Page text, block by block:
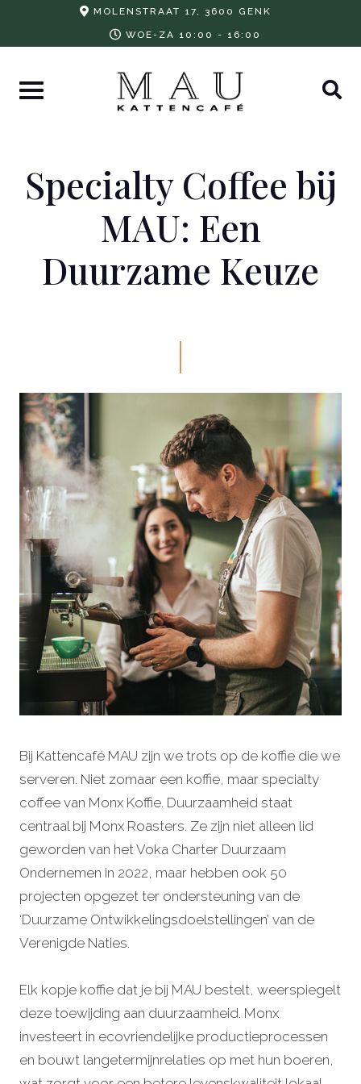
MOLENSTRAAT 17, 3600 GENK
WOE-ZA 10:00 - 16:00
Specialty Coffee bij
MAU: Een
Duurzame Keuze
Bij Kattencafé MAU zijn we trots op de koffie die we
serveren. Niet zomaar een koffie, maar specialty
coffee van Monx Koffie. Duurzaamheid staat
centraal bij Monx Roasters. Ze zijn niet alleen lid
geworden van het Voka Charter Duurzaam
Ondernemen in 2022, maar hebben ook 50
projecten opgezet ter ondersteuning van de
‘Duurzame Ontwikkelingsdoelstellingen’ van de
Verenigde Naties.
Elk kopje koffie dat je bij MAU bestelt, weerspiegelt
deze toewijding aan duurzaamheid. Monx
investeert in ecovriendelijke productieprocessen
en bouwt langetermijnrelaties op met hun boeren,